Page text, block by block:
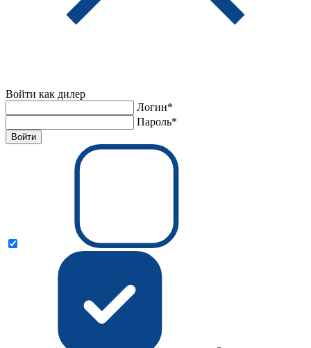
Войти как дилер
Логин*
Пароль*
Войти